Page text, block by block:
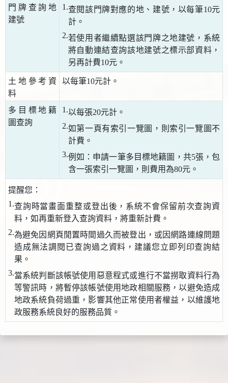
門牌查詢地
建號
1.查閱該門牌對應的地、建號，以每筆10元
計。
2.若使用者繼續點選該門牌之地建號，系統
將自動連結查詢該地建號之標示部資料，
另再計費10元。
土地參考資
料
以每筆10元計。
多目標地籍
圖查詢
1.以每張20元計。
2.如第一頁有索引一覽圖，則索引一覽圖不
計費。
3.例如：申請一筆多目標地籍圖，共5張，包
含一張索引一覽圖，則費用為80元。
提醒您：
1.查詢時當畫面重整或登出後，系統不會保留前次查詢資
料，如再重新登入查詢資料，將重新計費。
2.為避免因網頁閒置時間過久而被登出，或因網路連線問題
造成無法調閱已查詢過之資料，建議您立即列印查詢結
果。
3.當系統判斷該帳號使用惡意程式或進行不當撈取資料行為
等警訊時，將暫停該帳號使用地政相關服務，以避免造成
地政系統負荷過重，影響其他正常使用者權益，以維護地
政服務系統良好的服務品質。